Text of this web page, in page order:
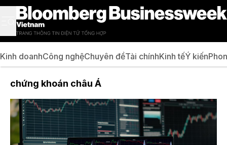
Kinh doanhCông nghệChuyên đềTài chínhKinh tếÝ kiến
chứng khoán châu Á